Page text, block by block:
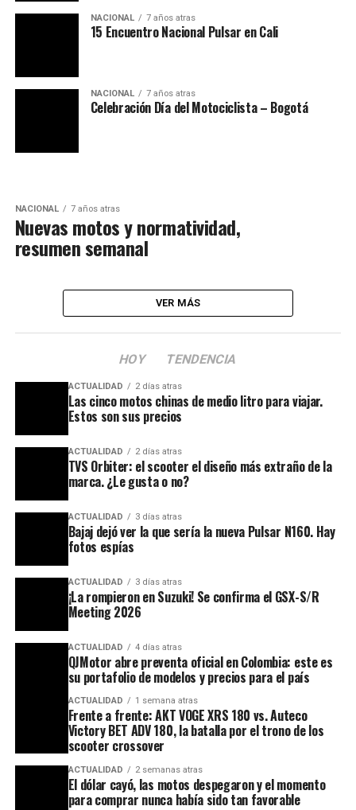
NACIONAL 7 años atras
15 Encuentro Nacional Pulsar en Cali
NACIONAL 7 años atras
Celebración Día del Motociclista – Bogotá
NACIONAL 7 años atras
Nuevas motos y normatividad,
resumen semanal
VER MÁS
HOY TENDENCIA
ACTUALIDAD 2 días atras
Las cinco motos chinas de medio litro para viajar.
Estos son sus precios
ACTUALIDAD 2 días atras
TVS Orbiter: el scooter el diseño más extraño de la
marca. ¿Le gusta o no?
ACTUALIDAD 3 días atras
Bajaj dejó ver la que sería la nueva Pulsar N160. Hay
fotos espías
ACTUALIDAD 3 días atras
¡La rompieron en Suzuki! Se confirma el GSX-S/R
Meeting 2026
ACTUALIDAD 4 días atras
QJMotor abre preventa oficial en Colombia: este es
su portafolio de modelos y precios para el país
ACTUALIDAD 1 semana atras
Frente a frente: AKT VOGE XRS 180 vs. Auteco
Victory BET ADV 180, la batalla por el trono de los
scooter crossover
ACTUALIDAD 2 semanas atras
El dólar cayó, las motos despegaron y el momento
para comprar nunca había sido tan favorable